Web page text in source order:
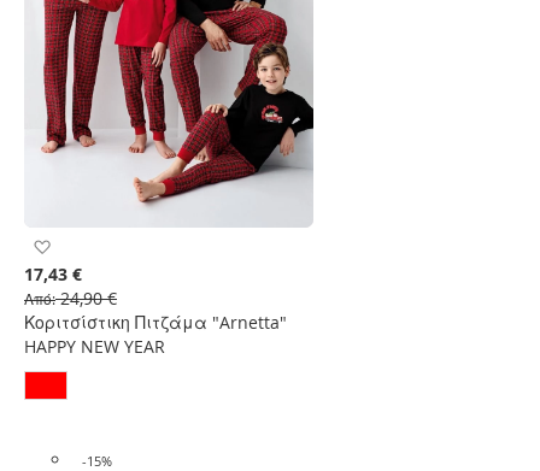
στη
Λίστα
Επιθυμιών
Κοριτσίστικη Πιτζάμα "Arnetta"
HAPPY NEW YEAR
17,43 €
Από 24,90 €
-15%